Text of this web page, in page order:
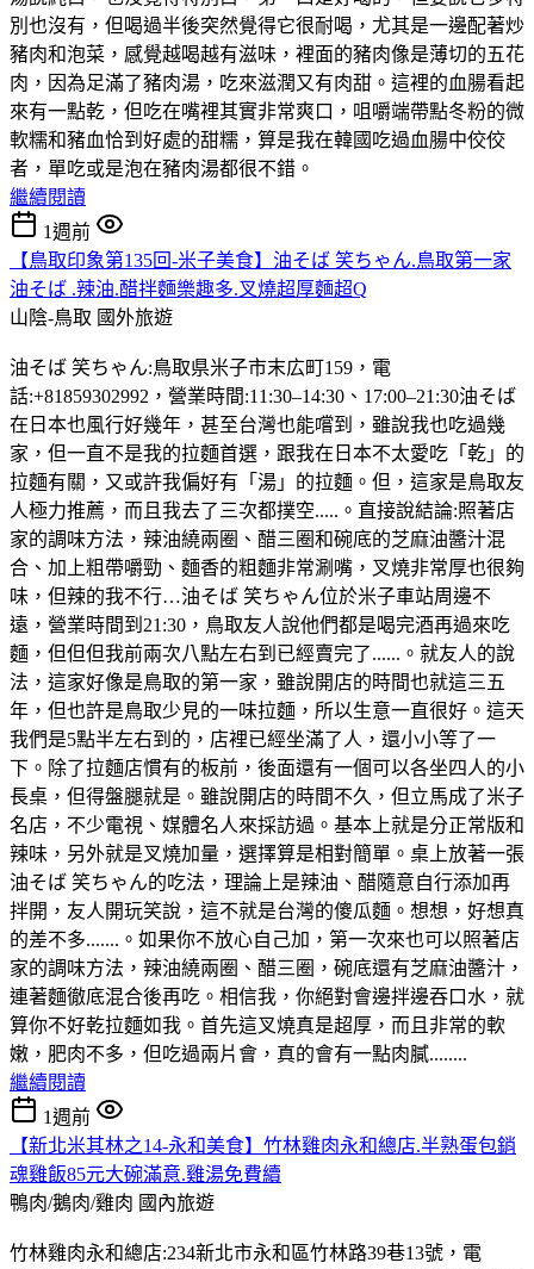
別也沒有，但喝過半後突然覺得它很耐喝，尤其是一邊配著炒
豬肉和泡菜，感覺越喝越有滋味，裡面的豬肉像是薄切的五花
肉，因為足滿了豬肉湯，吃來滋潤又有肉甜。這裡的血腸看起
來有一點乾，但吃在嘴裡其實非常爽口，咀嚼端帶點冬粉的微
軟糯和豬血恰到好處的甜糯，算是我在韓國吃過血腸中佼佼
者，單吃或是泡在豬肉湯都很不錯。
繼續閱讀
1週前
【鳥取印象第135回-米子美食】油そば 笑ちゃん.鳥取第一家
油そば .辣油.醋拌麵樂趣多.叉燒超厚麵超Q
山陰-鳥取 國外旅遊
油そば 笑ちゃん:鳥取県米子市末広町159，電
話:+81859302992，營業時間:11:30–14:30、17:00–21:30油そば
在日本也風行好幾年，甚至台灣也能嚐到，雖說我也吃過幾
家，但一直不是我的拉麵首選，跟我在日本不太愛吃「乾」的
拉麵有關，又或許我偏好有「湯」的拉麵。但，這家是鳥取友
人極力推薦，而且我去了三次都撲空.....。直接說結論:照著店
家的調味方法，辣油繞兩圈、醋三圈和碗底的芝麻油醬汁混
合、加上粗帶嚼勁、麵香的粗麵非常涮嘴，叉燒非常厚也很夠
味，但辣的我不行…油そば 笑ちゃん位於米子車站周邊不
遠，營業時間到21:30，鳥取友人說他們都是喝完酒再過來吃
麵，但但但我前兩次八點左右到已經賣完了......。就友人的說
法，這家好像是鳥取的第一家，雖說開店的時間也就這三五
年，但也許是鳥取少見的一味拉麵，所以生意一直很好。這天
我們是5點半左右到的，店裡已經坐滿了人，還小小等了一
下。除了拉麵店慣有的板前，後面還有一個可以各坐四人的小
長桌，但得盤腿就是。雖說開店的時間不久，但立馬成了米子
名店，不少電視、媒體名人來採訪過。基本上就是分正常版和
辣味，另外就是叉燒加量，選擇算是相對簡單。桌上放著一張
油そば 笑ちゃん的吃法，理論上是辣油、醋隨意自行添加再
拌開，友人開玩笑說，這不就是台灣的傻瓜麵。想想，好想真
的差不多.......。如果你不放心自己加，第一次來也可以照著店
家的調味方法，辣油繞兩圈、醋三圈，碗底還有芝麻油醬汁，
連著麵徹底混合後再吃。相信我，你絕對會邊拌邊吞口水，就
算你不好乾拉麵如我。首先這叉燒真是超厚，而且非常的軟
嫩，肥肉不多，但吃過兩片會，真的會有一點肉膩........
繼續閱讀
1週前
【新北米其林之14-永和美食】竹林雞肉永和總店.半熟蛋包銷
魂雞飯85元大碗滿意.雞湯免費續
鴨肉/鵝肉/雞肉 國內旅遊
竹林雞肉永和總店:234新北市永和區竹林路39巷13號，電